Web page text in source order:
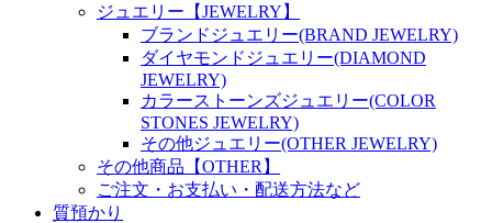
ジュエリー【JEWELRY】
ブランドジュエリー(BRAND JEWELRY)
ダイヤモンドジュエリー(DIAMOND
JEWELRY)
カラーストーンズジュエリー(COLOR
STONES JEWELRY)
その他ジュエリー(OTHER JEWELRY)
その他商品【OTHER】
ご注文・お支払い・配送方法など
質預かり